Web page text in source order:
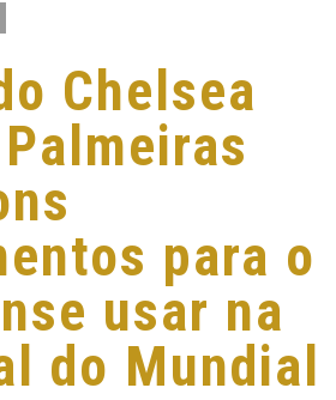
Chelsea
para o
usar na
do Mundial